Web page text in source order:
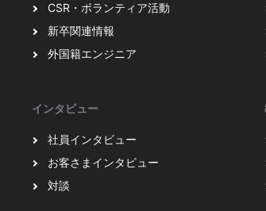
CSR・ボランティア活動
新卒関連情報
外国籍エンジニア
インタビュー
社員インタビュー
お客さまインタビュー
対談